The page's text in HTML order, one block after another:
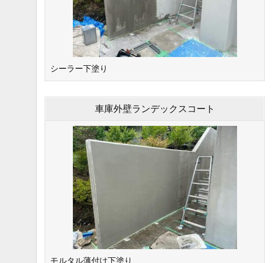
シーラー下塗り
車庫外壁ランデックスコート
モルタル薄付け下塗り